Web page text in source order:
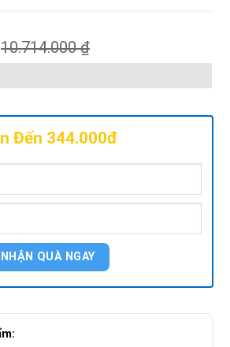
10.714.000₫
Đến 344.000đ